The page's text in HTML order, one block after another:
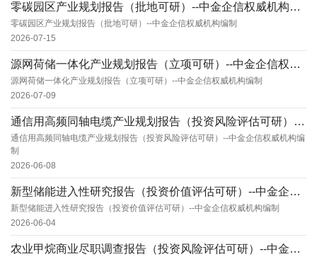
零碳园区产业规划报告（批地可研）--中金企信权威机构编制
零碳园区产业规划报告（批地可研）--中金企信权威机构编制
2026-07-15
源网荷储一体化产业规划报告（立项可研）--中金企信权威机构编制
源网荷储一体化产业规划报告（立项可研）--中金企信权威机构编制
2026-07-09
通信用高频同轴电缆产业规划报告（投资风险评估可研）--中金企信权威机构编制
通信用高频同轴电缆产业规划报告（投资风险评估可研）--中金企信权威机构编
制
2026-06-08
新型储能进入性研究报告（投资价值评估可研）--中金企信权威机构编制
新型储能进入性研究报告（投资价值评估可研）--中金企信权威机构编制
2026-06-04
农业甲烷商业尽职调查报告（投资风险评估可研）--中金企信权威机构编制